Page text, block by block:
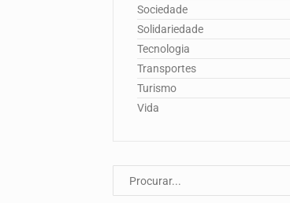
Sociedade
Solidariedade
Tecnologia
Transportes
Turismo
Vida